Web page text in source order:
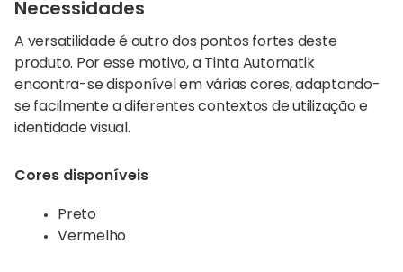
Necessidades
A versatilidade é outro dos pontos fortes deste
produto. Por esse motivo, a Tinta Automatik
encontra-se disponível em várias cores, adaptando-
se facilmente a diferentes contextos de utilização e
identidade visual.
Cores disponíveis
Preto
Vermelho